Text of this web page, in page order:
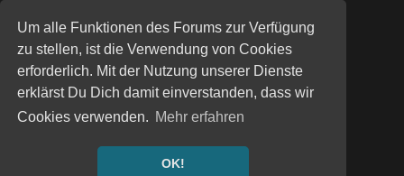
Um alle Funktionen des Forums zur Verfügung
zu stellen, ist die Verwendung von Cookies
erforderlich. Mit der Nutzung unserer Dienste
erklärst Du Dich damit einverstanden, dass wir
Cookies verwenden. Mehr erfahren
OK!